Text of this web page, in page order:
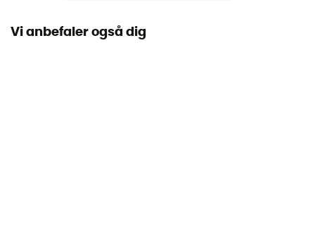
Lommer
Vi anbefaler også dig